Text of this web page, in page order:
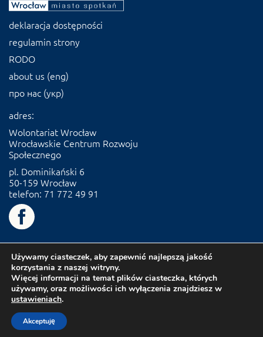
deklaracja dostępności
regulamin strony
RODO
about us (eng)
про нас (укр)
adres:
Wolontariat Wrocław
Wrocławskie Centrum Rozwoju
Społecznego
pl. Dominikański 6
50-159 Wrocław
telefon: 71 772 49 91
Używamy ciasteczek, aby zapewnić najlepszą jakość
korzystania z naszej witryny.
Więcej informacji na temat plików ciasteczka, których
używamy, oraz możliwości ich wyłączenia znajdziesz w
ustawieniach.
Akceptuję